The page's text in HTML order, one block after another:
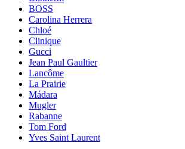
BOSS
Carolina Herrera
Chloé
Clinique
Gucci
Jean Paul Gaultier
Lancôme
La Prairie
Mádara
Mugler
Rabanne
Tom Ford
Yves Saint Laurent